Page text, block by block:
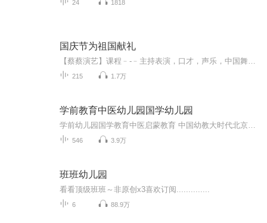
24 1818
国庆节为祖国献礼
215 1.7万
学前教育中医幼儿园国学幼儿园
546 3.9万
班班幼儿园
看看顶级班班～非原创x3喜欢订阅..............
6 88.9万